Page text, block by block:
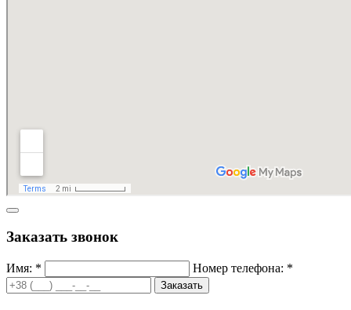
Заказать звонок
Имя: * Номер телефона: *
Заказать